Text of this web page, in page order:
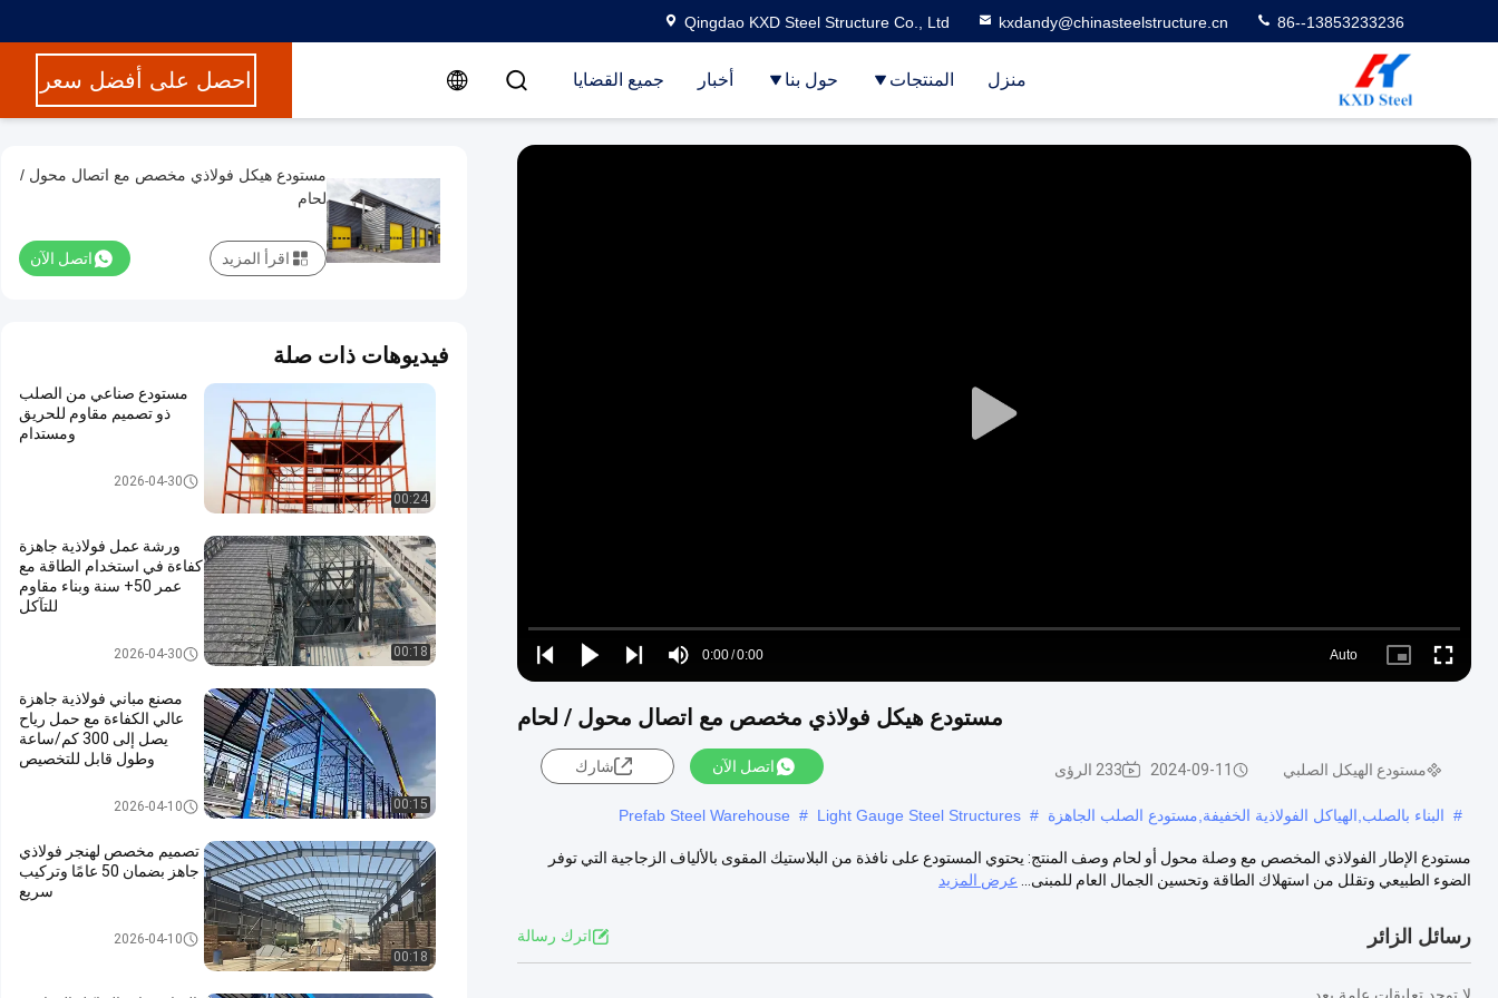
Qingdao KXD Steel Structure Co., Ltd kxdandy@chinasteelstructure.cn 86--13853233236
منزل المنتجات حول بنا أخبار جميع القضايا احصل على أفضل سعر
Play
Play
Play
Play
Mute
Time
0:00/0:00
Loaded:
0%
Auto
Picture- Fullscreen
مستودع هيكل فولاذي مخصص مع اتصال محول / لحام
مستودع الهيكل الصلبي 2024-09-11 233 الرؤى اتصل الآن شارك
# البناء بالصلب,الهياكل الفولاذية الخفيفة,مستودع الصلب الجاهزة #
Light Gauge Steel Structures
#
Prefab Steel Warehouse
مستودع الإطار الفولاذي المخصص مع وصلة محول أو لحام وصف المنتج: يحتوي المستودع على نافذة من البلاستيك المقوى بالألياف الزجاجية التي توفر
الضوء الطبيعي وتقلل من استهلاك الطاقة وتحسين الجمال العام للمبنى...
عرض المزيد
رسائل الزائر اترك رسالة
لا توجد تعليقات عامة بعد
مستودع هيكل فولاذي مخصص مع اتصال محول /
لحام
اتصل الآن اقرأ المزيد
فيديوهات ذات صلة
00:24
مستودع صناعي من الصلب
ذو تصميم مقاوم للحريق
ومستدام
مستودع الهيكل الصلبي2026-04-30
00:18
ورشة عمل فولاذية جاهزة
كفاءة في استخدام الطاقة مع
عمر 50+ سنة وبناء مقاوم
للتآكل
2026-04-30
00:15
مصنع مباني فولاذية جاهزة
عالي الكفاءة مع حمل رياح
يصل إلى 300 كم/ساعة
وطول قابل للتخصيص
مستودع الهيكل الصلبي2026-04-10
00:18
تصميم مخصص لهنجر فولاذي
جاهز بضمان 50 عامًا وتركيب
سريع
بناء حظيرة الصلب2026-04-10